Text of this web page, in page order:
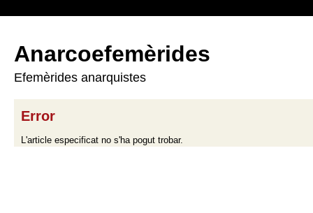
Anarcoefemèrides
Efemèrides anarquistes
Error
L'article especificat no s'ha pogut trobar.